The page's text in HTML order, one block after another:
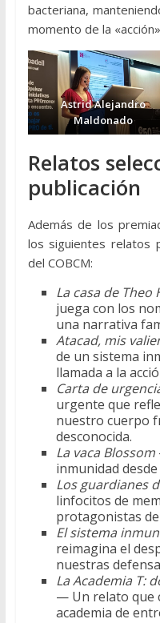
bacteriana,
momento de la
Astrid Alejandro
Maldonado
Relatos
publicación
Además de los
los siguientes relatos
del COBCM:
La casa de Theo
juega con los
una narrativa
Atacad, mis
de un sistema
llamada a la
Carta de
urgente que
nuestro cuerpo
desconocida.
La vaca Blossom
inmunidad
Los guardianes
linfocitos de
protagonistas
El sistema
reimagina el
nuestras
La Academia T:
— Un relato que
academia de